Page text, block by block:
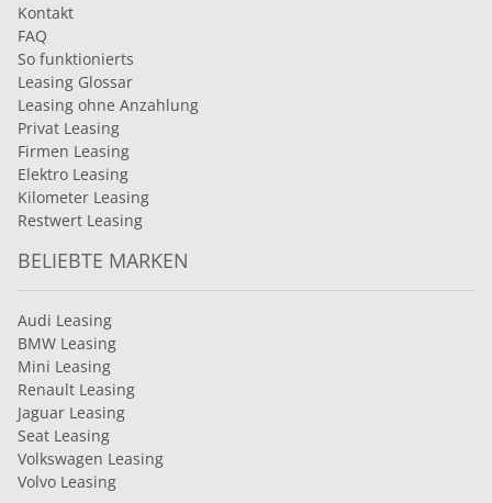
Kontakt
FAQ
So funktionierts
Leasing Glossar
Leasing ohne Anzahlung
Privat Leasing
Firmen Leasing
Elektro Leasing
Kilometer Leasing
Restwert Leasing
BELIEBTE MARKEN
Audi Leasing
BMW Leasing
Mini Leasing
Renault Leasing
Jaguar Leasing
Seat Leasing
Volkswagen Leasing
Volvo Leasing